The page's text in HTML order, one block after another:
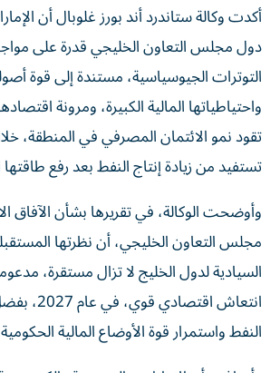
أكدت وكالة ستاندرد أند بورز غلوبال أن
دول مجلس التعاون الخليجي قدرة على
التوترات الجيوسياسية، مستندة إلى قوة
واحتياطياتها المالية الكبيرة، ومرونة
تستفيد من زيادة إنتاج النفط بعد رفع طاقتها
وأوضحت الوكالة، في تقريرها بشأن الآفاق
مجلس التعاون الخليجي، أن نظرتها
السيادية لدول الخليج لا تزال مستقرة،
انتعاش
النفط واستمرار قوة الأوضاع المالية